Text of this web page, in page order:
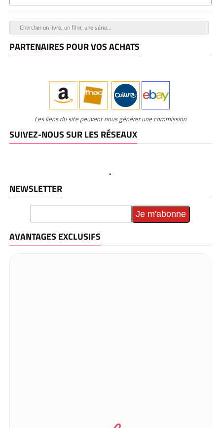
PARTENAIRES POUR VOS ACHATS
Les liens du site peuvent nous générer une commission
SUIVEZ-NOUS SUR LES RÉSEAUX
NEWSLETTER
AVANTAGES EXCLUSIFS